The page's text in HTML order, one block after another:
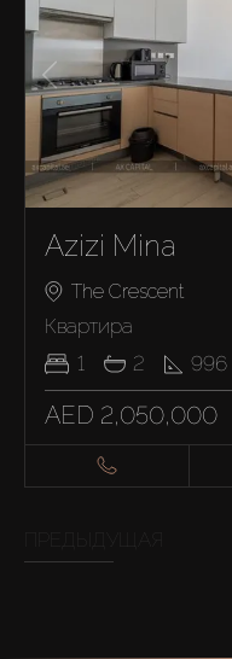
Azizi Mina
The Crescent
Квартира
1
2 996
AED 2,050,000